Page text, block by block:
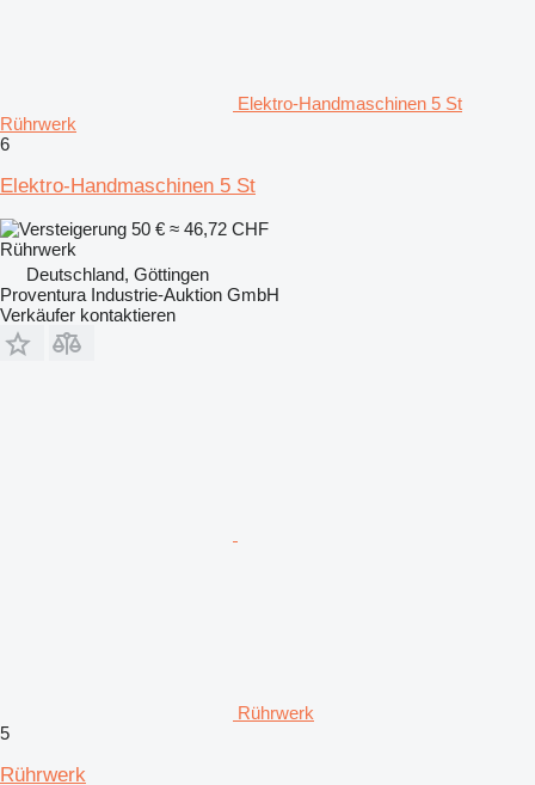
Elektro-Handmaschinen 5 St
Rührwerk
6
Elektro-Handmaschinen 5 St
50 € ≈ 46,72 CHF
Rührwerk
Deutschland, Göttingen
Proventura Industrie-Auktion GmbH
Verkäufer kontaktieren
Rührwerk
5
Rührwerk